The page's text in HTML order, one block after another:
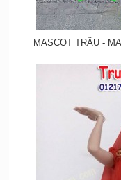
MASCOT TRÂU -